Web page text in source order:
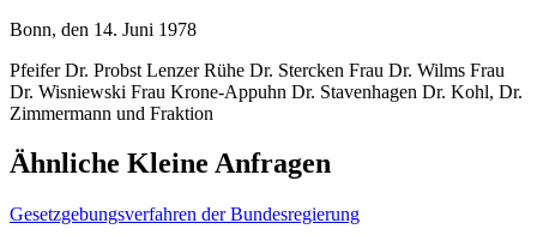
Bonn, den 14. Juni 1978
Pfeifer Dr. Probst Lenzer Rühe Dr. Stercken Frau Dr. Wilms Frau
Dr. Wisniewski Frau Krone-Appuhn Dr. Stavenhagen Dr. Kohl, Dr.
Zimmermann und Fraktion
Ähnliche Kleine Anfragen
Gesetzgebungsverfahren der Bundesregierung